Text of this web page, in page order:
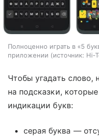
Полноценно играть в «5
приложении
источник: Hi-
Чтобы угадать слово,
на подсказки,
индикации букв:
серая буква —